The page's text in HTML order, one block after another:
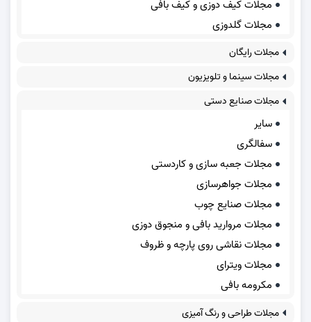
مجلات کیف دوزی و کیف بافی
مجلات گلدوزی
مجلات رایگان
مجلات سینما و تلویزیون
مجلات صنایع دستی
سایر
سفالگری
مجلات جعبه سازی و کاردستی
مجلات جواهرسازی
مجلات صنایع چوب
مجلات مروارید بافی و منجوق دوزی
مجلات نقاشی روی پارچه و ظروف
مجلات ویترای
مکرومه بافی
مجلات طراحی و رنگ آمیزی